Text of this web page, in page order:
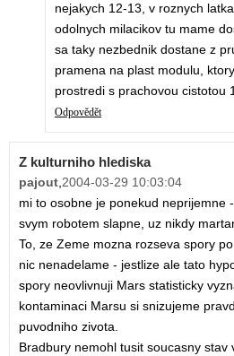
nejakych 12-13, v roznych
odolnych milacikov tu mame
sa taky nezbednik dostane z
pramena na plast modulu,
prostredi s prachovou cistotou
Odpovědět
Z kulturniho hlediska
pajout,2004-03-29 10:03:04
mi to osobne je ponekud neprijemne
svym robotem slapne, uz nikdy
To, ze Zeme mozna rozseva spory
nic nenadelame - jestlize ale tato
spory neovlivnuji Mars statisticky
kontaminaci Marsu si snizujeme
puvodniho zivota.
Bradbury nemohl tusit soucasny stav